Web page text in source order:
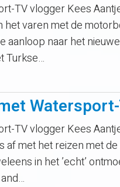
TV vlogger Kees
het varen met de
aanloop naar het
Turkse…
TV vlogger Kees
af met het reizen met
in het ’echt’